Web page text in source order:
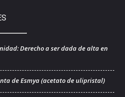
Derecho a ser dada de alta en
de Esmya (acetato de ulipristal)